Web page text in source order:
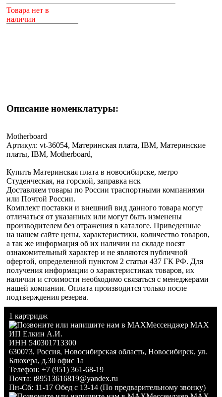
Товара нет в
наличии
Описание номенклатуры:
Motherboard
Артикул: vt-36054, Материнская плата, IBM, Материнские
платы, IBM, Motherboard,
Купить Материнская плата в новосибирске, метро
Студенческая, на горской, заправка нск
Доставляем товары по России траспортными компаниями
или Почтой России.
Комплект поставки и внешний вид данного товара могут
отличаться от указанных или могут быть изменены
производителем без отражения в каталоге. Приведенные
на нашем сайте цены, характеристики, количество товаров,
а так же информация об их наличии на складе носят
ознакомительный характер и не являются публичной
офертой, определенной пунктом 2 статьи 437 ГК РФ. Для
получения информации о характеристиках товаров, их
наличии и стоимости необходимо связаться с менеджерами
нашей компании. Оплата производится только после
подтверждения резерва.
1 картридж
Мессенджер MAX
ИП Елкин А.И.
ИНН 540301713300
630073, Россия, Новосибирская область, Новосибирск, ул.
Блюхера, д.30 офис 1а
Телефон: +7 (951) 361-68-19
Почта: t89513616819@yandex.ru
Пн-Сб: 11-17 Обед с 13-14 (По предварительному звонку)